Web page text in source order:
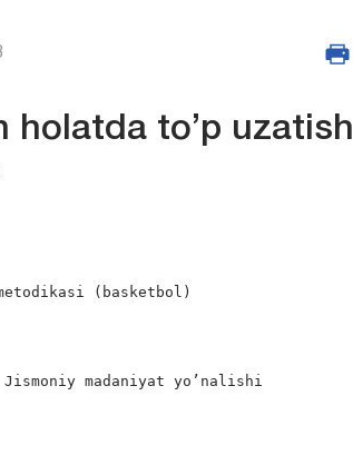
holatda to’p uzatish
(basketbol)
madaniyat yo’nalishi